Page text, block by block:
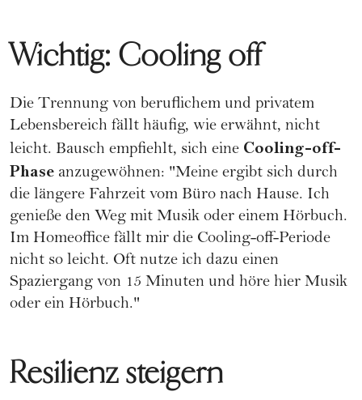
Wichtig: Cooling off
Die Trennung von beruflichem und privatem
Lebensbereich fällt häufig, wie erwähnt, nicht
leicht. Bausch empfiehlt, sich eine Cooling-off-
Phase anzugewöhnen: "Meine ergibt sich durch
die längere Fahrzeit vom Büro nach Hause. Ich
genieße den Weg mit Musik oder einem Hörbuch.
Im Homeoffice fällt mir die Cooling-off-Periode
nicht so leicht. Oft nutze ich dazu einen
Spaziergang von 15 Minuten und höre hier Musik
oder ein Hörbuch."
Resilienz steigern